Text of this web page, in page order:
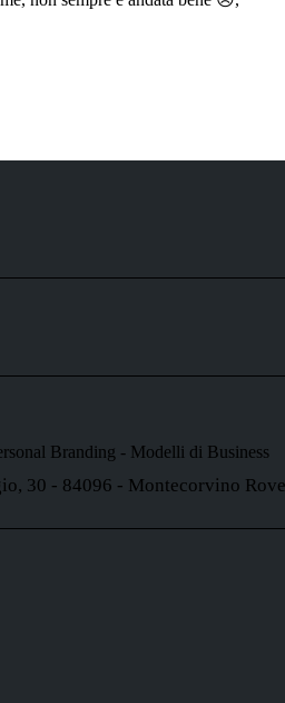
Branding - Modelli di Business
30 - 84096 - Montecorvino